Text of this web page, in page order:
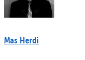
Mas Herdi